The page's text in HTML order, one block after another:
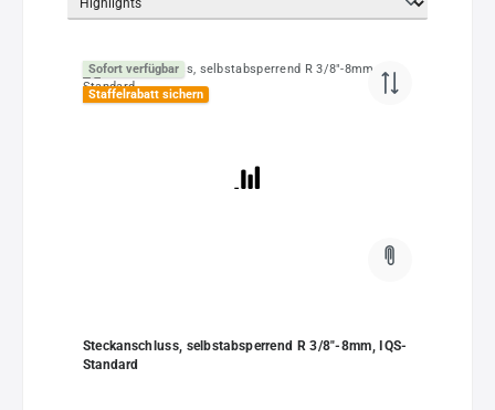
Sofort verfügbar
Staffelrabatt sichern
Steckanschluss, selbstabsperrend R 3/8"-8mm, IQS-
Standard